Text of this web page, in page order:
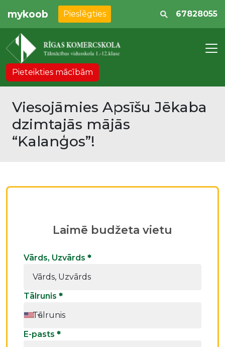
mykoob Pieslēgties 67828055
Pieteikties mācībām
Viesojāmies Apsīšu Jēkaba
dzimtajās mājās
“Kalanģos”!
Laimē budžeta vietu
Vārds, Uzvārds *
Tālrunis *
E-pasts *